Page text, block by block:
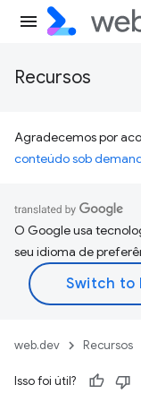
Recursos
Agradecemos por
conteúdo sob
O Google usa
seu idioma de
web.dev Recursos
Isso foi útil?